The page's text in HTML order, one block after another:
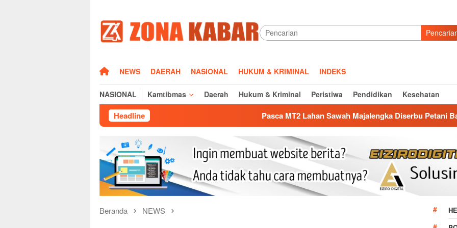
konten
HOMENEWS DAERAH NASIONAL HUKUM & KRIMINAL INDEKS
NASIONAL Kamtibmas Daerah Hukum & Kriminal Peristiwa Pendidikan Kesehatan
Headline Pasca MT2 Lahan Sawah Majalengka Diserbu Petani Bawang Merah,
Beranda NEWS